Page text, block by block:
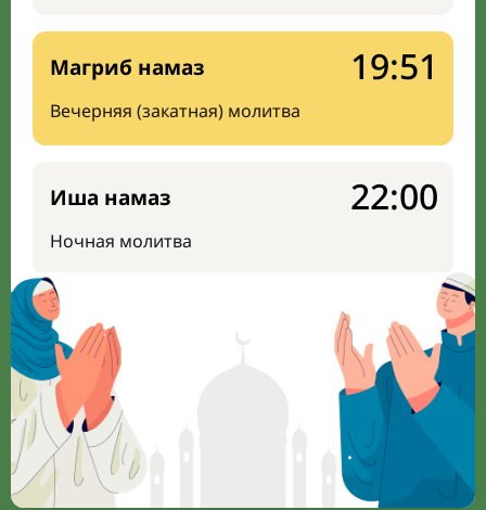
Магриб намаз
Вечерняя (закатная) молитва
19:51
Иша намаз
Ночная молитва
22:00